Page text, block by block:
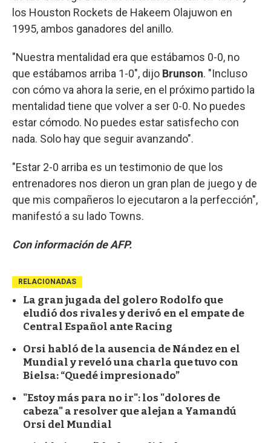
los Houston Rockets de Hakeem Olajuwon en
1995, ambos ganadores del anillo.
"Nuestra mentalidad era que estábamos 0-0, no
que estábamos arriba 1-0", dijo Brunson. "Incluso
con cómo va ahora la serie, en el próximo partido la
mentalidad tiene que volver a ser 0-0. No puedes
estar cómodo. No puedes estar satisfecho con
nada. Solo hay que seguir avanzando".
"Estar 2-0 arriba es un testimonio de que los
entrenadores nos dieron un gran plan de juego y de
que mis compañeros lo ejecutaron a la perfección",
manifestó a su lado Towns.
Con información de AFP.
RELACIONADAS
La gran jugada del golero Rodolfo que
eludió dos rivales y derivó en el empate de
Central Español ante Racing
Orsi habló de la ausencia de Nández en el
Mundial y reveló una charla que tuvo con
Bielsa: “Quedé impresionado”
"Estoy más para no ir": los "dolores de
cabeza" a resolver que alejan a Yamandú
Orsi del Mundial